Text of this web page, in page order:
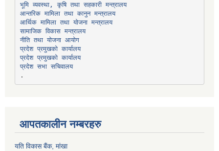
भूमि व्यवस्था, कृषि तथा सहकारी मन्त्रालय
आन्तरिक मामिला तथा कानुन मन्त्रालय
आर्थिक मामिला तथा योजना मन्त्रालय
सामाजिक विकास मन्त्रालय
नीति तथा योजना आयोग
प्रदेश प्रमुखको कार्यालय
प्रदेश प्रमुखको कार्यालय
प्रदेश सभा सचिवालय
आपतकालीन नम्बरहरु
यति विकास बैंक, मांखा